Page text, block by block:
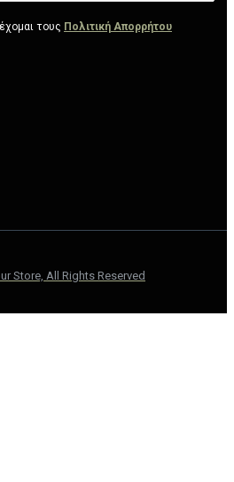
τους Πολιτική Απορρήτου
Store, All Rights Reserved